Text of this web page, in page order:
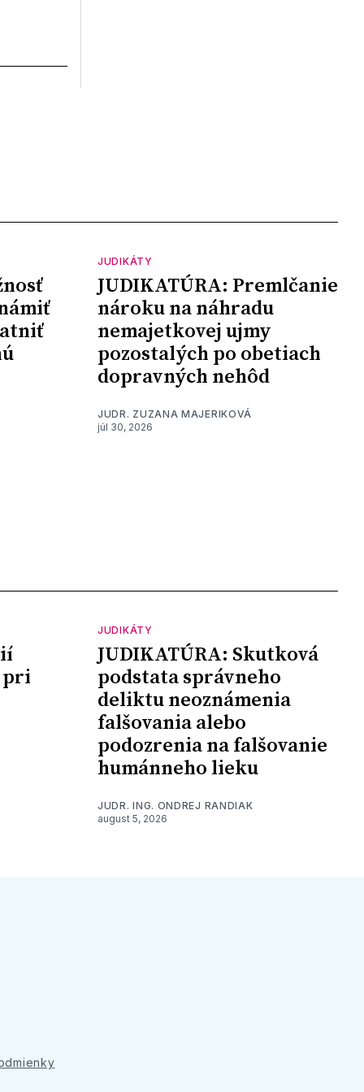
JUDIKÁTY
JUDIKATÚRA: Premlčanie
nároku na náhradu
nemajetkovej ujmy
pozostalých po obetiach
dopravných nehôd
JUDR. ZUZANA MAJERIKOVÁ
júl 30, 2026
pri
JUDIKÁTY
JUDIKATÚRA: Skutková
podstata správneho
deliktu neoznámenia
falšovania alebo
podozrenia na falšovanie
humánneho lieku
JUDR. ING. ONDREJ RANDIAK
august 5, 2026